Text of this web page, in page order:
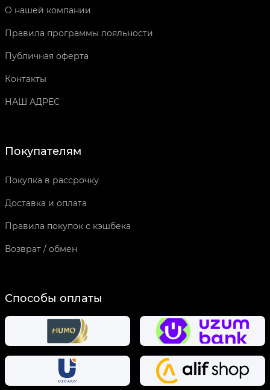
О нашей компании
Правила программы лояльности
Публичная оферта
Контакты
НАШ АДРЕС
Покупателям
Покупка в рассрочку
Доставка и оплата
Правила покупок с кэшбека
Возврат / обмен
Способы оплаты